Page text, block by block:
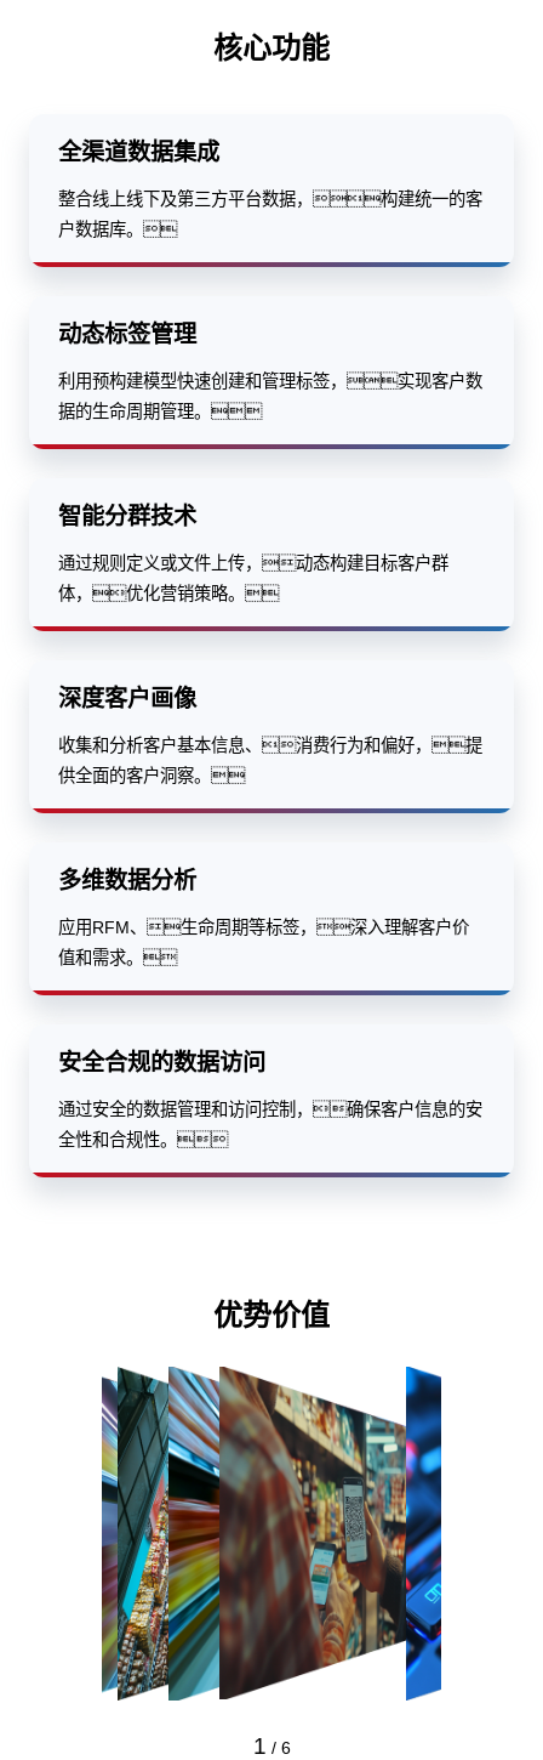
核心功能
全渠道数据集成
整合线上线下及第三方平台数据，构建统一的客
户数据库。
动态标签管理
利用预构建模型快速创建和管理标签，实现客户数
据的生命周期管理。
智能分群技术
通过规则定义或文件上传，动态构建目标客户群
体，优化营销策略。
深度客户画像
收集和分析客户基本信息、消费行为和偏好，提
供全面的客户洞察。
多维数据分析
应用RFM、生命周期等标签，深入理解客户价
值和需求。
安全合规的数据访问
通过安全的数据管理和访问控制，确保客户信息的安
全性和合规性。
优势价值
1 / 6